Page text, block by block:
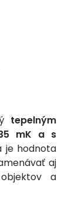
tepelným
mK a s
je hodnota
aj
a